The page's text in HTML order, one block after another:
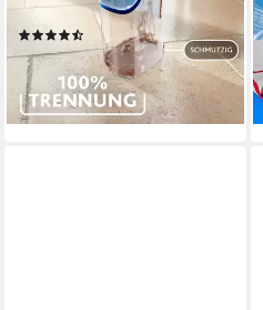
sauberem und schmutzigem
Wasser
(316)
ab 44,35 € UVP 59,99 €
-26%
leider ausverkauft